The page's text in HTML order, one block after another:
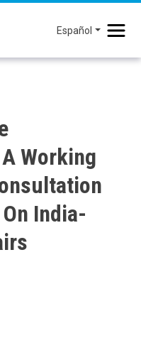
Español
Working
India-